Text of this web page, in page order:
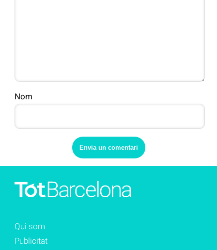
Nom
Qui som
Publicitat